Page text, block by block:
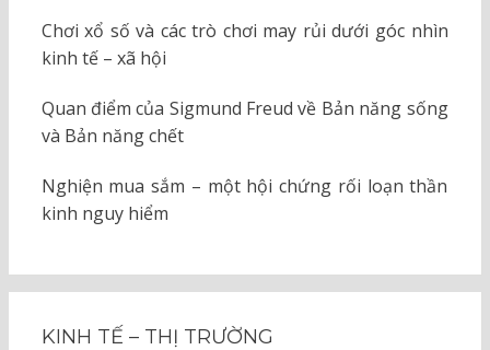
Chơi xổ số và các trò chơi may rủi dưới góc nhìn
kinh tế – xã hội
Quan điểm của Sigmund Freud về Bản năng sống
và Bản năng chết
Nghiện mua sắm – một hội chứng rối loạn thần
kinh nguy hiểm
KINH TẾ – THỊ TRƯỜNG